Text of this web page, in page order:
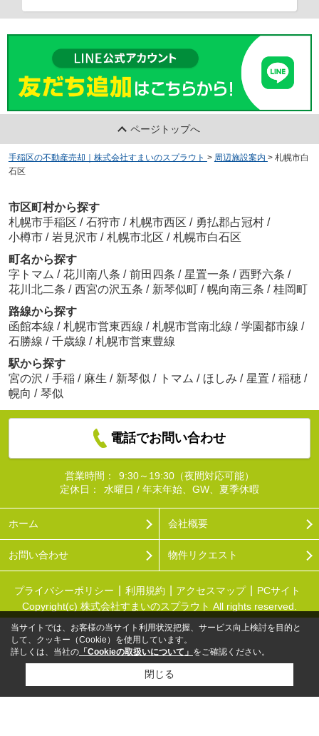
ページトップへ
手稲区の不動産売却｜株式会社すまいのスプラウト > 周辺施設案内 > 札幌市白
石区
市区町村から探す
札幌市手稲区 / 石狩市 / 札幌市西区 / 勇払郡占冠村 /
小樽市 / 岩見沢市 / 札幌市北区 / 札幌市白石区
町名から探す
字トマム / 花川南八条 / 前田四条 / 星置一条 / 西野六条 /
花川北二条 / 西宮の沢五条 / 新琴似町 / 幌向南三条 / 桂岡町
路線から探す
函館本線 / 札幌市営東西線 / 札幌市営南北線 / 学園都市線 /
石勝線 / 千歳線 / 札幌市営東豊線
駅から探す
宮の沢 / 手稲 / 麻生 / 新琴似 / トマム / ほしみ / 星置 / 稲穂 /
幌向 / 琴似
電話でお問い合わせ
営業時間：
9:30～19:30（夜間対応可能）
定休日：
水曜日 / 年末年始、GW、夏季休暇
ホーム 会社概要
お問い合わせ 物件リクエスト
プライバシーポリシー 利用規約 アクセスマップ
PCサイト
Copyright(c) 株式会社すまいのスプラウト All rights reserved.
当サイトでは、お客様の当サイト利用状況把握、サービス向上検討を目的と
して、クッキー（Cookie）を使用しています。
詳しくは、当社の 「Cookieの取扱いについて」 をご確認ください。
閉じる